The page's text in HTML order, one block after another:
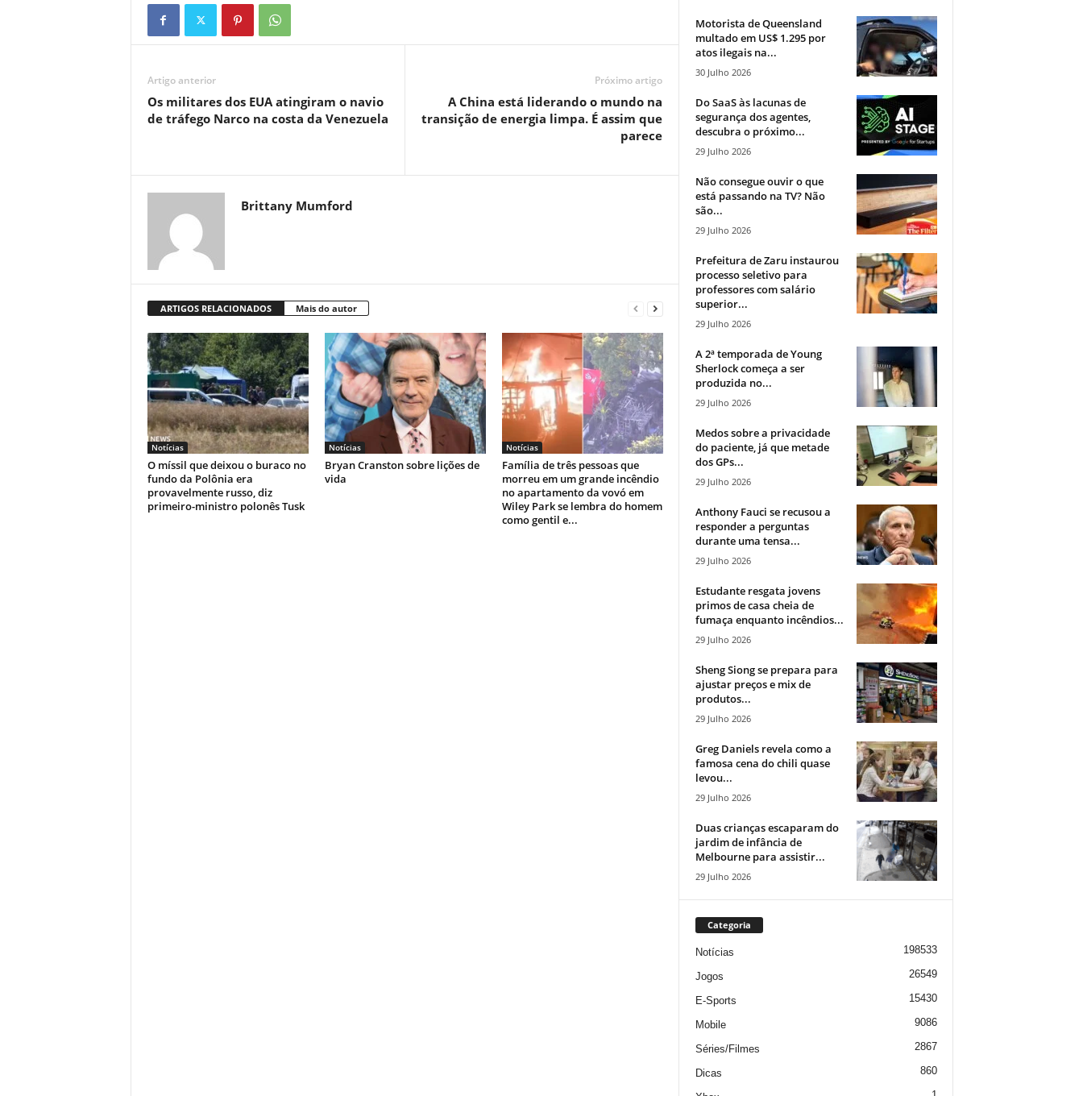
Artigo anterior
Os militares dos EUA atingiram o navio
de tráfego Narco na costa da Venezuela
Próximo artigo
A China está liderando o mundo na
transição de energia limpa. É assim que
parece
Brittany Mumford
ARTIGOS RELACIONADOS Mais do autor
Notícias
O míssil que deixou o buraco no
fundo da Polônia era
provavelmente russo, diz
primeiro-ministro polonês Tusk
Notícias
Bryan Cranston sobre lições de
vida
Notícias
Família de três pessoas que
morreu em um grande incêndio
no apartamento da vovó em
Wiley Park se lembra do homem
como gentil e...
Motorista de Queensland
multado em US$ 1.295 por
atos ilegais na...
30 Julho 2026
Do SaaS às lacunas de
segurança dos agentes,
descubra o próximo...
29 Julho 2026
Não consegue ouvir o que
está passando na TV? Não
são...
29 Julho 2026
Prefeitura de Zaru instaurou
processo seletivo para
professores com salário
superior...
29 Julho 2026
A 2ª temporada de Young
Sherlock começa a ser
produzida no...
29 Julho 2026
Medos sobre a privacidade
do paciente, já que metade
dos GPs...
29 Julho 2026
Anthony Fauci se recusou a
responder a perguntas
durante uma tensa...
29 Julho 2026
Estudante resgata jovens
primos de casa cheia de
fumaça enquanto incêndios...
29 Julho 2026
Sheng Siong se prepara para
ajustar preços e mix de
produtos...
29 Julho 2026
Greg Daniels revela como a
famosa cena do chili quase
levou...
29 Julho 2026
Duas crianças escaparam do
jardim de infância de
Melbourne para assistir...
29 Julho 2026
Categoria
Notícias 198533
Jogos 26549
E-Sports 15430
Mobile 9086
Séries/Filmes 2867
Dicas 860